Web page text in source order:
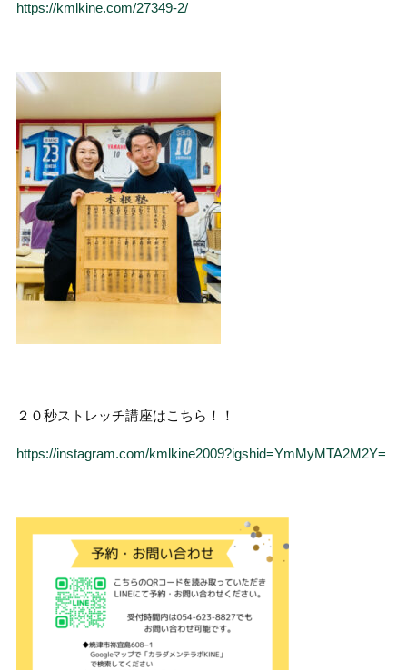
https://kmlkine.com/27349-2/
２０秒ストレッチ講座はこちら！！
https://instagram.com/kmlkine2009?igshid=YmMyMTA2M2Y=